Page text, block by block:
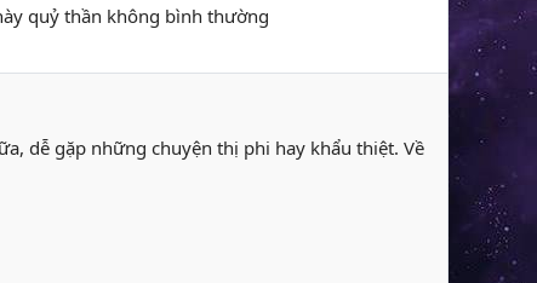
quỷ thần không bình thường
dễ gặp những chuyện thị phi hay khẩu thiệt. Về